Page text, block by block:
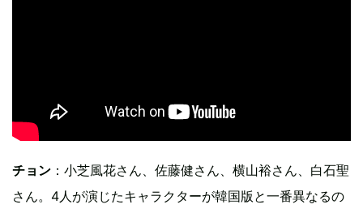
チョン ：小芝風花さん、佐藤健さん、横山裕さん、白石聖
さん。4人が演じたキャラクターが韓国版と一番異なるの